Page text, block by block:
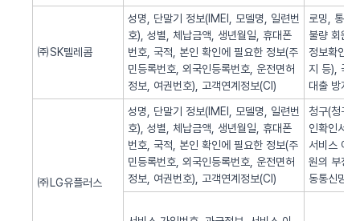
㈜SK텔레콤
성명, 단말기 정보(IMEI, 모델명, 일련번
호), 성별, 체납금액, 생년월일, 휴대폰
번호, 국적, 본인 확인에 필요한 정보(주
민등록번호, 외국인등록번호, 운전면허
정보, 여권번호), 고객연계정보(CI)
로밍, 통화
불량 회원
정보확인,
지 등), 국
대출 방지,
㈜LG유플러스
성명, 단말기 정보(IMEI, 모델명, 일련번
호), 성별, 체납금액, 생년월일, 휴대폰
번호, 국적, 본인 확인에 필요한 정보(주
민등록번호, 외국인등록번호, 운전면허
정보, 여권번호), 고객연계정보(CI)
청구(청구
인확인서
서비스 이
원의 부정
동통신망